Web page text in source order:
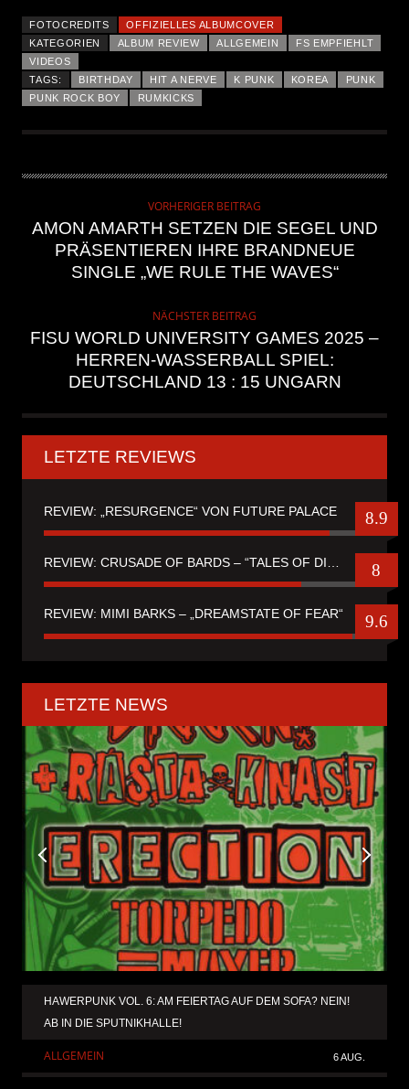
FOTOCREDITS
OFFIZIELLES ALBUMCOVER
KATEGORIEN
ALBUM REVIEW ALLGEMEIN
FS EMPFIEHLT
VIDEOS
TAGS:
BIRTHDAY HIT A NERVE K PUNK KOREA
PUNK
PUNK ROCK BOY
RUMKICKS
VORHERIGER BEITRAG
AMON AMARTH SETZEN DIE SEGEL UND
PRÄSENTIEREN IHRE BRANDNEUE
SINGLE „WE RULE THE WAVES“
NÄCHSTER BEITRAG
FISU WORLD UNIVERSITY GAMES 2025 –
HERREN-WASSERBALL SPIEL:
DEUTSCHLAND 13 : 15 UNGARN
LETZTE REVIEWS
REVIEW: „RESURGENCE“ VON FUTURE PALACE 8.9
8
REVIEW: MIMI BARKS – „DREAMSTATE OF FEAR“ 9.6
LETZTE NEWS
HAWERPUNK VOL. 6: AM FEIERTAG AUF DEM SOFA? NEIN!
AB IN DIE SPUTNIKHALLE!
ALLGEMEIN 6 AUG.